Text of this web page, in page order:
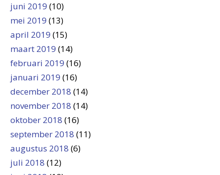
juni 2019 (10)
mei 2019 (13)
april 2019 (15)
maart 2019 (14)
februari 2019 (16)
januari 2019 (16)
december 2018 (14)
november 2018 (14)
oktober 2018 (16)
september 2018 (11)
augustus 2018 (6)
juli 2018 (12)